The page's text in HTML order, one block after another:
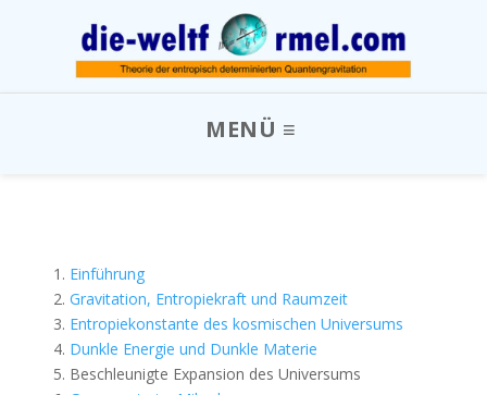
1. Einführung
2.Gravitation, Entropiekraft und Raumzeit
3. Entropiekonstante des kosmischen Universums
4. Dunkle Energie und Dunkle Materie
5. Beschleunigte Expansion des Universums